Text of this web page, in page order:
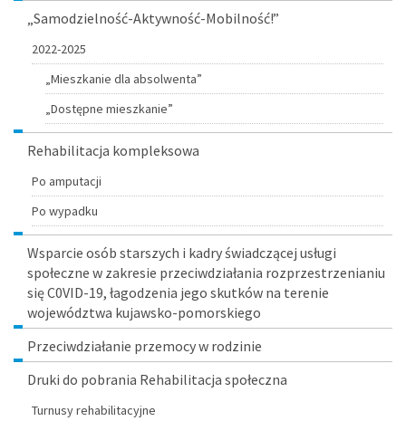
„Samodzielność-Aktywność-Mobilność!”
2022-2025
„Mieszkanie dla absolwenta”
„Dostępne mieszkanie”
Rehabilitacja kompleksowa
Po amputacji
Po wypadku
Wsparcie osób starszych i kadry świadczącej usługi
społeczne w zakresie przeciwdziałania rozprzestrzenianiu
się C0VID-19, łagodzenia jego skutków na terenie
województwa kujawsko-pomorskiego
Przeciwdziałanie przemocy w rodzinie
Druki do pobrania Rehabilitacja społeczna
Turnusy rehabilitacyjne